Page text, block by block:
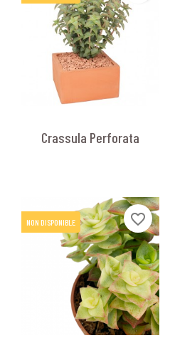
Crassula Perforata
NON DISPONIBLE favorite_border